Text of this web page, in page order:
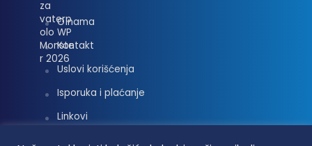
O nama
Kontakt
Uslovi korišćenja
Isporuka i plaćanje
Linkovi